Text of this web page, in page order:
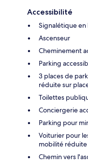
Accessibilité
Signalétique en
Ascenseur
Cheminement
Parking
3 places de
réduite sur
Toilettes
Conciergerie
Parking pour
Voiturier pour
mobilité réduite
Chemin vers